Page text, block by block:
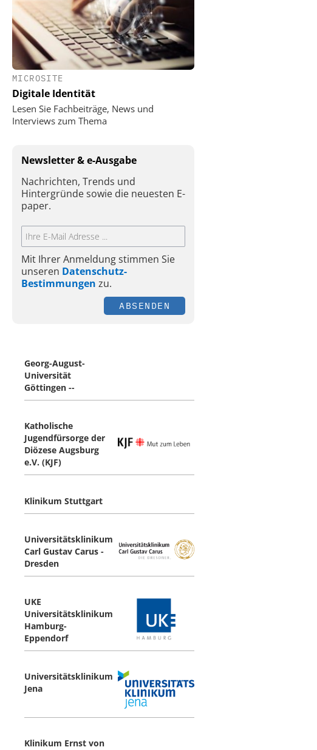
MICROSITE
Digitale Identität
Lesen Sie Fachbeiträge, News und
Interviews zum Thema
Newsletter & e-Ausgabe
Nachrichten, Trends und
Hintergründe sowie die neuesten E-
paper.
Mit Ihrer Anmeldung stimmen Sie
unseren Datenschutz-
Bestimmungen zu.
ABSENDEN
Georg-August-
Universität
Göttingen --
Katholische
Jugendfürsorge der
Diözese Augsburg
e.V. (KJF)
Klinikum Stuttgart
Universitätsklinikum
Carl Gustav Carus ­
Dresden
UKE
Universitätsklinikum
Hamburg-
Eppendorf
Universitätsklinikum
Jena
Klinikum Ernst von